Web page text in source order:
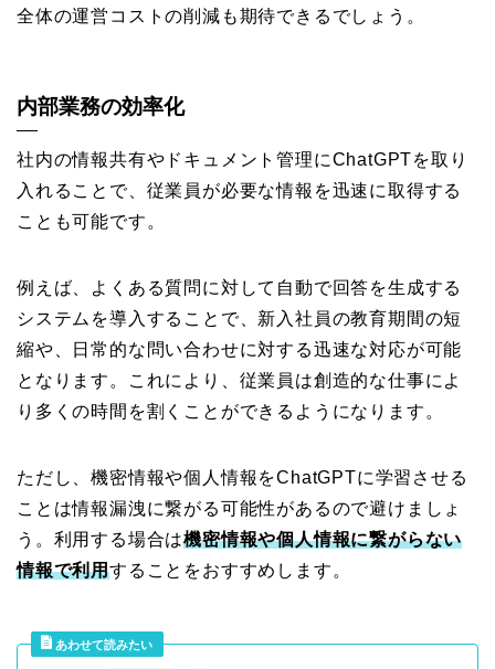
全体の運営コストの削減も期待できるでしょう。
内部業務の効率化
社内の情報共有やドキュメント管理にChatGPTを取り
入れることで、従業員が必要な情報を迅速に取得する
ことも可能です。
例えば、よくある質問に対して自動で回答を生成する
システムを導入することで、新入社員の教育期間の短
縮や、日常的な問い合わせに対する迅速な対応が可能
となります。これにより、従業員は創造的な仕事によ
り多くの時間を割くことができるようになります。
ただし、機密情報や個人情報をChatGPTに学習させる
ことは情報漏洩に繋がる可能性があるので避けましょ
う。利用する場合は機密情報や個人情報に繋がらない
情報で利用することをおすすめします。